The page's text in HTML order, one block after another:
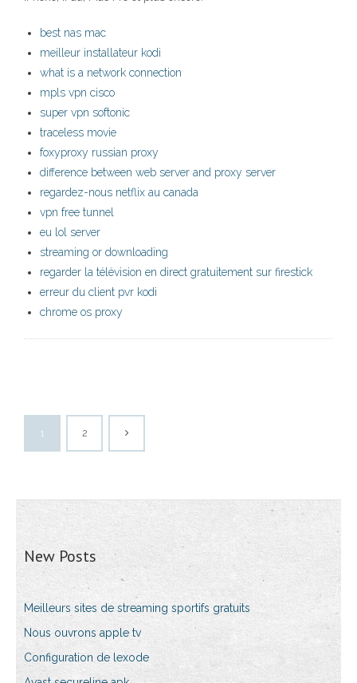
best nas mac
meilleur installateur kodi
what is a network connection
mpls vpn cisco
super vpn softonic
traceless movie
foxyproxy russian proxy
difference between web server and proxy server
regardez-nous netflix au canada
vpn free tunnel
eu lol server
streaming or downloading
regarder la télévision en direct gratuitement sur firestick
erreur du client pvr kodi
chrome os proxy
1 2
New Posts
Meilleurs sites de streaming sportifs gratuits
Nous ouvrons apple tv
Configuration de lexode